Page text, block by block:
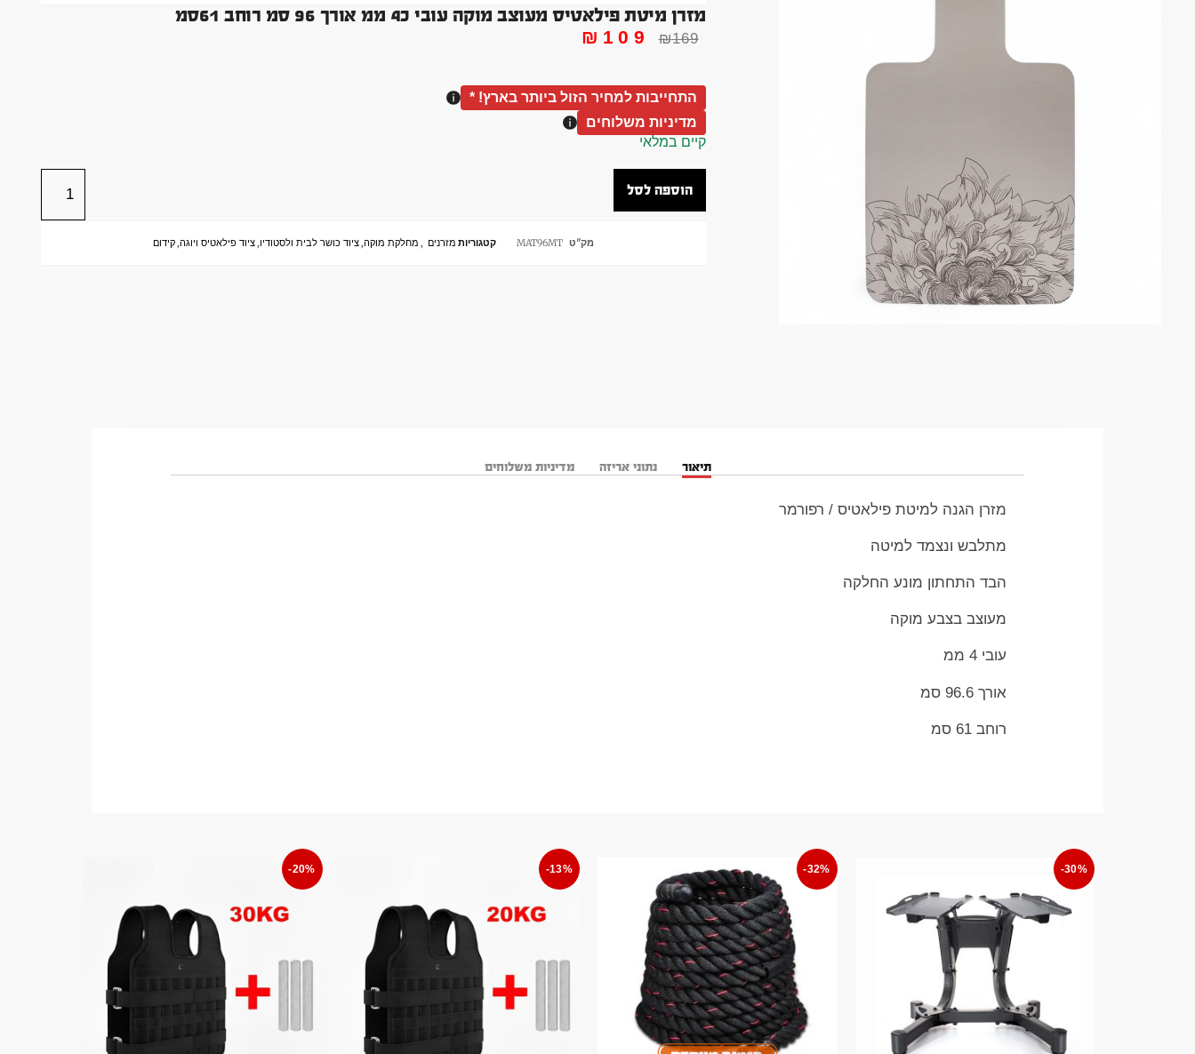
מזרן מיטת פילאטיס מעוצב מוקה עובי כ4 ממ אורך 96 סמ רוחב 61סמ
₪169
₪ 109
התחייבות למחיר הזול ביותר בארץ! *
מדיניות משלוחים
קיים במלאי
הוספה לסל
מק"ט MAT96MT קטגוריות מזרנים , מחלקת מוקה,ציוד כושר לבית ולסטודיו,ציוד פילאטיס ויוגה,קידום
תיאור נתוני אריזה מדיניות משלוחים
מזרן הגנה למיטת פילאטיס / רפורמר
מתלבש ונצמד למיטה
הבד התחתון מונע החלקה
מעוצב בצבע מוקה
עובי 4 ממ
אורך 96.6 סמ
רוחב 61 סמ
-30%
-32%
-13%
-20%